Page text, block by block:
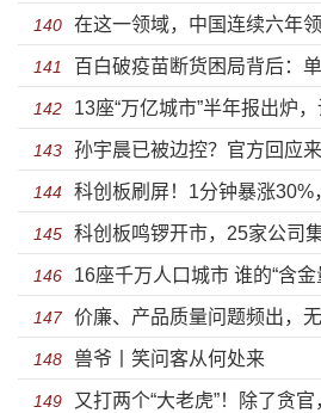
140 在这一领域，中国连续六年
141 百白破疫苗断货困局背后：
公司在产
142 13座“万亿城市”半年报出炉，
143 孙宇晨已被边控？官方回应
144 科创板刷屏！1分钟暴涨
募基金大赚100亿！
145 科创板鸣锣开市，25家公司
幅高达287.85%
146 16座千万人口城市 谁的“含金
147 价廉、产品质量问题频出，
器何时能品牌化？
148 兽爷丨笑问客从何处来
149 又打两个“大老虎”！除了贪